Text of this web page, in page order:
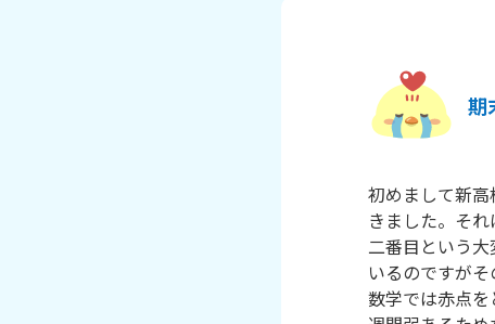
期
初めまして新
きました。そ
二番目という
いるのですが
数学では赤点